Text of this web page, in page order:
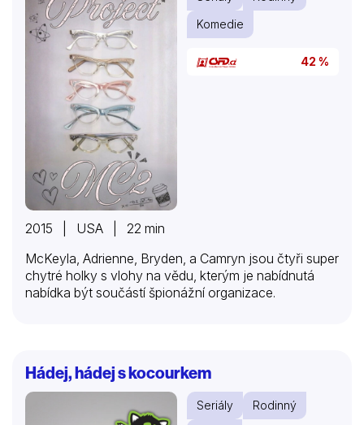
Komedie
42 %
2015 | USA | 22 min
McKeyla, Adrienne, Bryden, a Camryn jsou čtyři super
chytré holky s vlohy na vědu, kterým je nabídnutá
nabídka být součástí špionážní organizace.
Hádej, hádej s kocourkem
Seriály
Rodinný